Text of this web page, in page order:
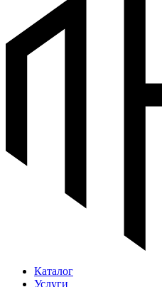
Каталог
Услуги